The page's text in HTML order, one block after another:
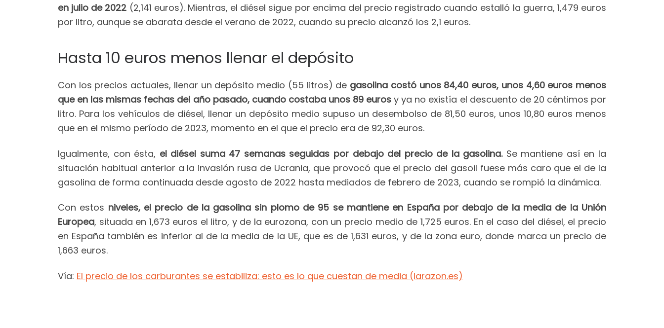
en julio de 2022 (2,141 euros). Mientras, el diésel sigue por encima del precio registrado cuando estalló la guerra, 1,479 euros
por litro, aunque se abarata desde el verano de 2022, cuando su precio alcanzó los 2,1 euros.
Hasta 10 euros menos llenar el depósito
Con los precios actuales, llenar un depósito medio (55 litros) de gasolina costó unos 84,40 euros, unos 4,60 euros menos
que en las mismas fechas del año pasado, cuando costaba unos 89 eurosy ya no existía el descuento de 20 céntimos por
litro. Para los vehículos de diésel, llenar un depósito medio supuso un desembolso de 81,50 euros, unos 10,80 euros menos
que en el mismo período de 2023, momento en el que el precio era de 92,30 euros.
Igualmente, con ésta, el diésel suma 47 semanas seguidas por debajo del precio de la gasolina.Se mantiene así en la
situación habitual anterior a la invasión rusa de Ucrania, que provocó que el precio del gasoil fuese más caro que el de la
gasolina de forma continuada desde agosto de 2022 hasta mediados de febrero de 2023, cuando se rompió la dinámica.
Con estos niveles, el precio de la gasolina sin plomo de 95 se mantiene en España por debajo de la media de la Unión
Europea, situada en 1,673 euros el litro, y de la eurozona, con un precio medio de 1,725 euros. En el caso del diésel, el precio
en España también es inferior al de la media de la UE, que es de 1,631 euros, y de la zona euro, donde marca un precio de
1,663 euros.
Vía: El precio de los carburantes se estabiliza: esto es lo que cuestan de media (larazon.es)